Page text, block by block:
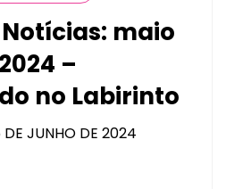
maio
–
no Labirinto
JUNHO DE 2024